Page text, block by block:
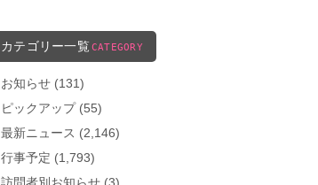
カテゴリー一覧 CATEGORY
お知らせ (131)
ピックアップ (55)
最新ニュース (2,146)
行事予定 (1,793)